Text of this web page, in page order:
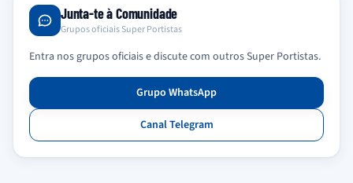
Junta-te à Comunidade
Grupos oficiais Super Portistas
Entra nos grupos oficiais e discute com outros Super Portistas.
Grupo WhatsApp
Canal Telegram